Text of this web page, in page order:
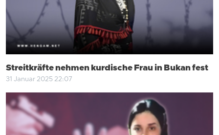
Streitkräfte nehmen kurdische Frau in Bukan fest
31 Januar 2025 22:07